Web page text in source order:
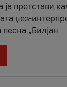
ја претстави
џез-
„Билјан